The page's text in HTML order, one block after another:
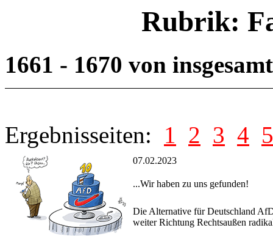
Rubrik:
1661 - 1670 von
Ergebnisseiten: 1 2 3 4 5
07.02.2023
...Wir haben zu uns gefunden!
Die Alternative für Deutschland
weiter Richtung Rechtsaußen